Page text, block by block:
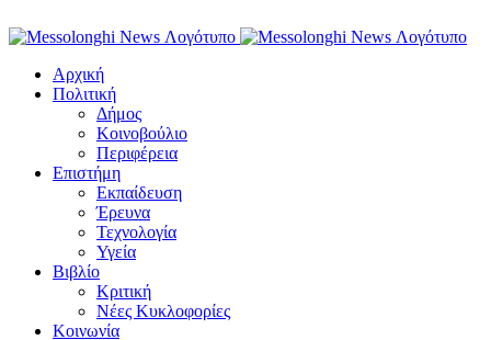
Αρχική
Πολιτική
Δήμος
Κοινοβούλιο
Περιφέρεια
Επιστήμη
Εκπαίδευση
Έρευνα
Τεχνολογία
Υγεία
Βιβλίο
Κριτική
Νέες Κυκλοφορίες
Κοινωνία